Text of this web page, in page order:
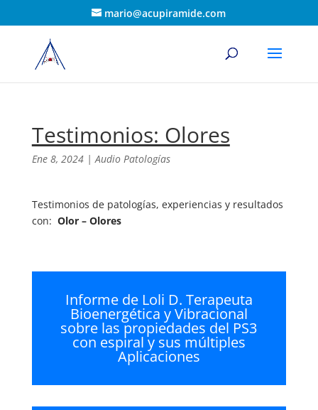
mario@acupiramide.com
Testimonios: Olores
Ene 8, 2024|Audio Patologías
Testimonios de patologías, experiencias y resultados
con: Olor – Olores
Informe de Loli D. Terapeuta
Bioenergética y Vibracional
sobre las propiedades del PS3
con espiral y sus múltiples
Aplicaciones